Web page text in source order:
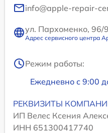
info@apple-repair-
ул. Пархоменко, 96/
Адрес сервисного центра
Режим работы:
Ежедневно с 9:00
РЕКВИЗИТЫ
ИП Велес Ксения
ИНН 651300417740